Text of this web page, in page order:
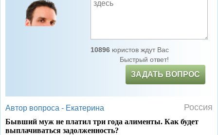
10896юристов ждут Вас
Быстрый ответ!
ЗАДАТЬ ВОПРОС
Автор вопроса - Екатерина Россия
Бывший муж не платил три года алименты. Как будет
выплачиваться задолженность?